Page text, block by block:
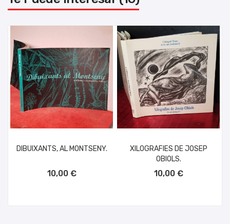
DIBUIXANTS, AL MONTSENY.
10,00 €
XILOGRAFIES DE JOSEP
OBIOLS.
10,00 €